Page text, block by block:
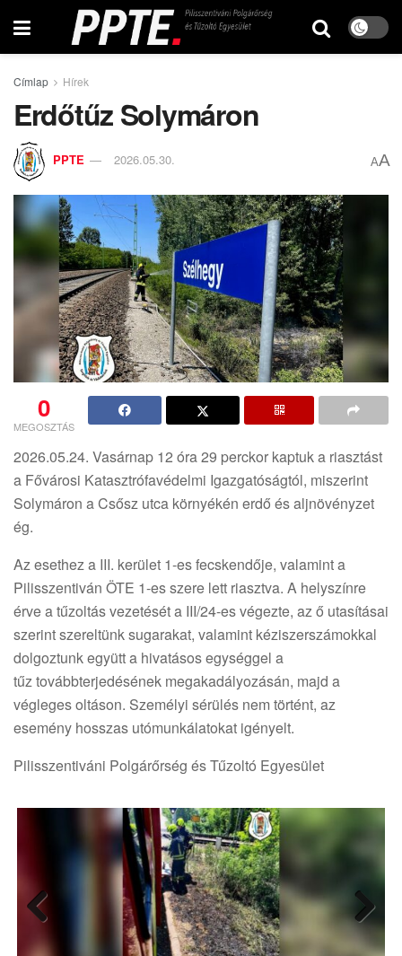
Címlap Hírek
Erdőtűz Solymáron
PPTE 2026.05.30. AA
0
MEGOSZTÁS
2026.05.24. Vasárnap 12 óra 29 perckor kaptuk a riasztást
a Fővárosi Katasztrófavédelmi Igazgatóságtól, miszerint
Solymáron a Csősz utca környékén erdő és aljnövényzet
ég.
Az esethez a III. kerület 1-es fecskendője, valamint a
Pilisszentiván ÖTE 1-es szere lett riasztva. A helyszínre
érve a tűzoltás vezetését a III/24-es végezte, az ő utasításai
szerint szereltünk sugarakat, valamint kéziszerszámokkal
dolgoztunk együtt a hivatásos egységgel a
tűz továbbterjedésének megakadályozásán, majd a
végleges oltáson. Személyi sérülés nem történt, az
esemény hosszas utómunkálatokat igényelt.
Pilisszentiváni Polgárőrség és Tűzoltó Egyesület
Previ
Next